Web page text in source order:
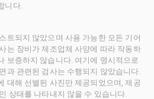
니다.
트되지 않았으며 사용 가능한 모든 기어
는 장비가 제조업체 사양에 따라 작동하
보증하지 않습니다. 여기에 명시적으로
과 관련된 검사는 수행되지 않았습니다.
대해 선별된 사진만 제공되었으며, 제공
상태를 나타내지 않을 수 있습니다.